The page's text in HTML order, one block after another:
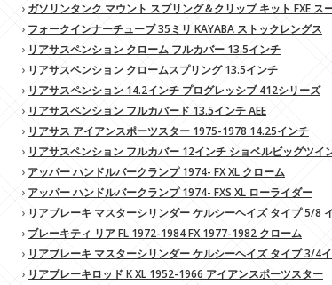
› ガソリンタンク マウント スプリング＆クリップ キット FXE
› フォークインナーチューブ 35ミリ KAYABA ストックレングス
› リアサスペンション クローム フルカバー 13.5インチ
› リアサスペンション クロームスプリング 13.5インチ
› リアサスペンション 14.2インチ プログレッシブ 412シリーズ
› リアサスペンション フルカバード 13.5インチ AEE
› リアサス アイアンスポーツスター 1975-1978 14.25インチ
› リアサスペンション フルカバー 12インチ ショベルビッグツイ
› アッパー ハンドルバークランプ 1974- FX XL クローム
› アッパー ハンドルバークランプ 1974- FXS XL ローライダー
› リアブレーキ マスターシリンダー ケルシーヘイズ タイプ 5/8
› ブレーキティ リア FL 1972-1984 FX 1977-1982 クローム
› リアブレーキ マスターシリンダー ケルシーヘイズ タイプ 3/4
› リアブレーキロッド K XL 1952-1966 アイアンスポーツスター